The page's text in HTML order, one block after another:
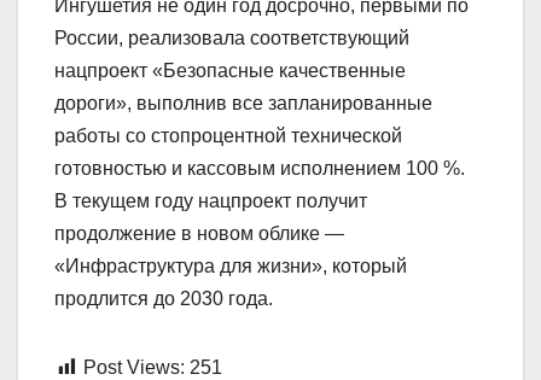
Ингушетия не один год досрочно, первыми по
России, реализовала соответствующий
нацпроект «Безопасные качественные
дороги», выполнив все запланированные
работы со стопроцентной технической
готовностью и кассовым исполнением 100 %.
В текущем году нацпроект получит
продолжение в новом облике —
«Инфраструктура для жизни», который
продлится до 2030 года.
Post Views: 251